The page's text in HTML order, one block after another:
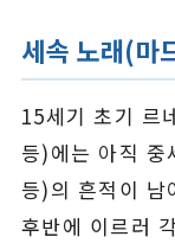
세속 노래(마
15세기 초기 르
등)에는 아직
등)의 흔적이 남
후반에 이르러